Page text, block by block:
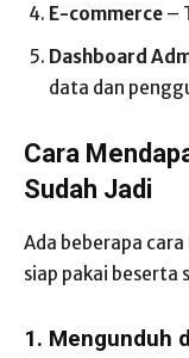
E-commerce –
Dashboard
data dan
Cara
Sudah Jadi
Ada beberapa
siap pakai beserta
1. Mengunduh